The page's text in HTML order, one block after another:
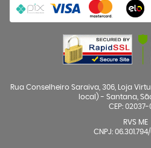
Rua Conselheiro Saraiva, 306, Loja
local) - Santana,
CEP:
RVS ME
CNPJ: